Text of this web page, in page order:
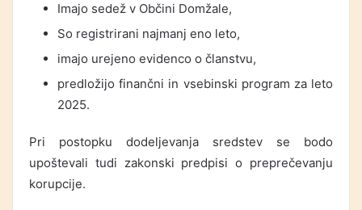
Imajo sedež v Občini Domžale,
So registrirani najmanj eno leto,
imajo urejeno evidenco o članstvu,
predložijo finančni in vsebinski program za leto
2025.
Pri postopku dodeljevanja sredstev se bodo
upoštevali tudi zakonski predpisi o preprečevanju
korupcije.